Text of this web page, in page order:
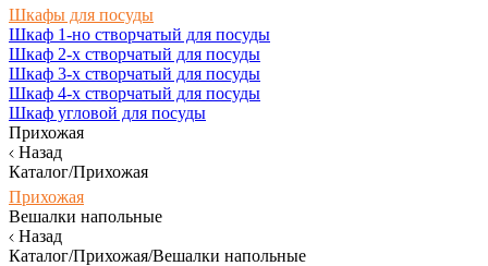
Шкафы для посуды
Шкаф 1-но створчатый для посуды
Шкаф 2-х створчатый для посуды
Шкаф 3-х створчатый для посуды
Шкаф 4-х створчатый для посуды
Шкаф угловой для посуды
Прихожая
Назад
Каталог/Прихожая
Прихожая
Вешалки напольные
Назад
Каталог/Прихожая/Вешалки напольные